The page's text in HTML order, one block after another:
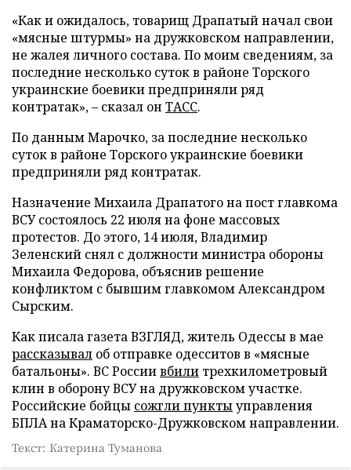
«Как и ожидалось, товарищ Драпатый начал свои
«мясные штурмы» на дружковском направлении,
не жалея личного состава. По моим сведениям, за
последние несколько суток в районе Торского
украинские боевики предприняли ряд
контратак», – сказал он ТАСС.
По данным Марочко, за последние несколько
суток в районе Торского украинские боевики
предприняли ряд контратак.
Назначение Михаила Драпатого на пост главкома
ВСУ состоялось 22 июля на фоне массовых
протестов. До этого, 14 июля, Владимир
Зеленский снял с должности министра обороны
Михаила Федорова, объяснив решение
конфликтом с бывшим главкомом Александром
Сырским.
Как писала газета ВЗГЛЯД, житель Одессы в мае
рассказывал об отправке одесситов в «мясные
батальоны». ВС Россиивбили трехкилометровый
клин в оборону ВСУ на дружковском участке.
Российские бойцы сожгли пунктыуправления
БПЛА на Краматорско-Дружковском направлении.
Текст: Катерина Туманова